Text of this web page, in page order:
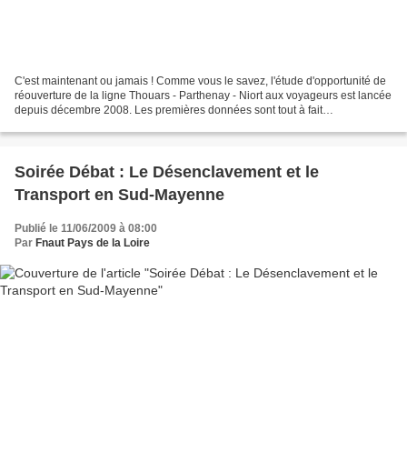
C'est maintenant ou jamais ! Comme vous le savez, l'étude d'opportunité de
réouverture de la ligne Thouars - Parthenay - Niort aux voyageurs est lancée
depuis décembre 2008. Les premières données sont tout à fait
Soirée Débat : Le Désenclavement et le
Transport en Sud-Mayenne
Publié le 11/06/2009 à 08:00
Par Fnaut Pays de la Loire